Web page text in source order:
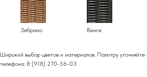
Зебрано Венге
Широкий выбор цветов и материалов. Палитру
телефона: 8 (918) 270-56-03